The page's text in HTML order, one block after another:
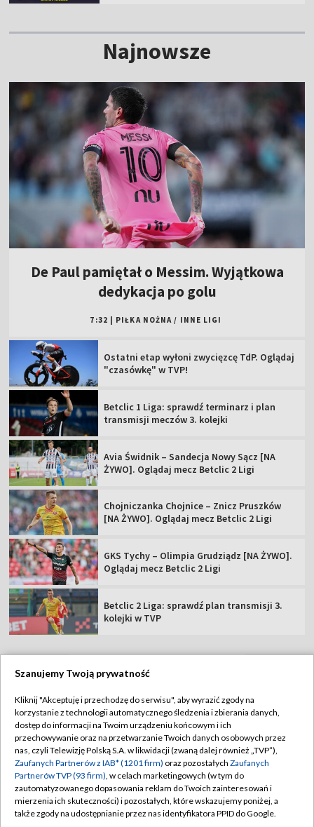
Najnowsze
De Paul pamiętał o Messim. Wyjątkowa
dedykacja po golu
7:32 PIŁKA NOŻNA / INNE LIGI
Ostatni etap wyłoni zwycięzcę TdP. Oglądaj
"czasówkę" w TVP!
Betclic 1 Liga: sprawdź terminarz i plan
transmisji meczów 3. kolejki
Avia Świdnik – Sandecja Nowy Sącz [NA
ŻYWO]. Oglądaj mecz Betclic 2 Ligi
Chojniczanka Chojnice – Znicz Pruszków
[NA ŻYWO]. Oglądaj mecz Betclic 2 Ligi
GKS Tychy – Olimpia Grudziądz [NA ŻYWO].
Oglądaj mecz Betclic 2 Ligi
Betclic 2 Liga: sprawdź plan transmisji 3.
kolejki w TVP
Abonament TVP
Sklep TVP
Biuro Reklamy
Oferta Handlowa
Telegazeta ogłoszenia
Regulamin TVP
Polityka prywatności
Moje zgody
Biuro reklamy
Kontakt
Szanujemy Twoją prywatność
Kliknij "Akceptuję i przechodzę do serwisu", aby wyrazić zgody na
korzystanie z technologii automatycznego śledzenia i zbierania danych,
dostęp do informacji na Twoim urządzeniu końcowym i ich
przechowywanie oraz na przetwarzanie Twoich danych osobowych przez
nas, czyli Telewizję Polską S.A. w likwidacji (zwaną dalej również „TVP”),
Zaufanych Partnerów z IAB* (1201 firm) oraz pozostałych Zaufanych
Partnerów TVP (93 firm), w celach marketingowych (w tym do
zautomatyzowanego dopasowania reklam do Twoich zainteresowań i
mierzenia ich skuteczności) i pozostałych, które wskazujemy poniżej, a
także zgody na udostępnianie przez nas identyfikatora PPID do Google.